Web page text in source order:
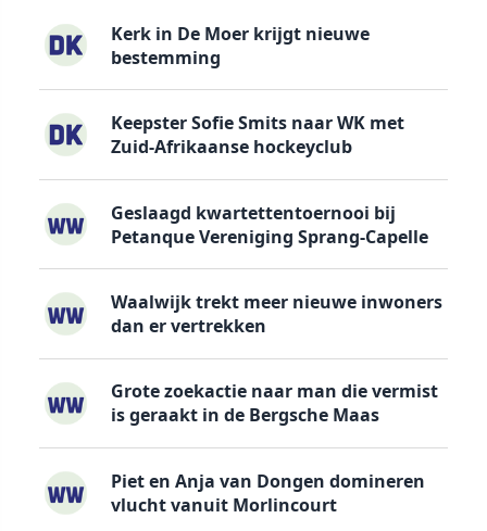
Kerk in De Moer krijgt nieuwe
bestemming
Keepster Sofie Smits naar WK met
Zuid-Afrikaanse hockeyclub
Geslaagd kwartettentoernooi bij
Petanque Vereniging Sprang-Capelle
Waalwijk trekt meer nieuwe inwoners
dan er vertrekken
Grote zoekactie naar man die vermist
is geraakt in de Bergsche Maas
Piet en Anja van Dongen domineren
vlucht vanuit Morlincourt